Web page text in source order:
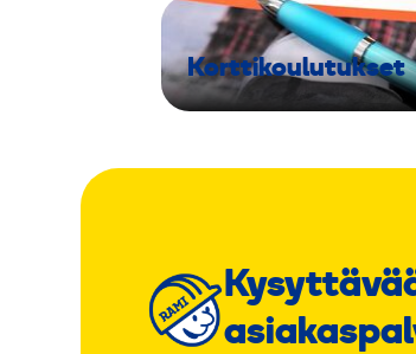
Korttikoulutukset